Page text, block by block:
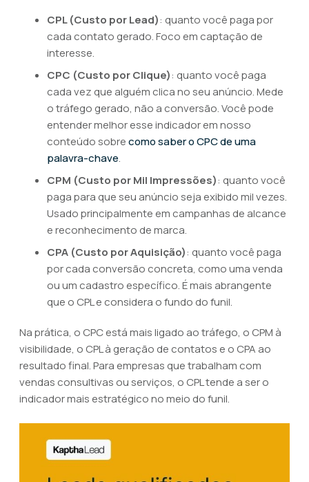
CPL (Custo por Lead): quanto você paga por
cada contato gerado. Foco em captação de
interesse.
CPC (Custo por Clique): quanto você paga
cada vez que alguém clica no seu anúncio. Mede
o tráfego gerado, não a conversão. Você pode
entender melhor esse indicador em nosso
conteúdo sobrecomo saber o CPC de uma
palavra-chave.
CPM (Custo por Mil Impressões): quanto você
paga para que seu anúncio seja exibido mil vezes.
Usado principalmente em campanhas de alcance
e reconhecimento de marca.
CPA (Custo por Aquisição): quanto você paga
por cada conversão concreta, como uma venda
ou um cadastro específico. É mais abrangente
que o CPL e considera o fundo do funil.
Na prática, o CPC está mais ligado ao tráfego, o CPM à
visibilidade, o CPL à geração de contatos e o CPA ao
resultado final. Para empresas que trabalham com
vendas consultivas ou serviços, o CPL tende a ser o
indicador mais estratégico no meio do funil.